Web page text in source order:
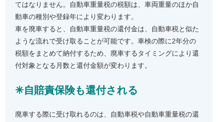
てはなりません。自動車重量税の税額は、車両重量のほか自
動車の種別や登録年により変わります。
車を廃車すると、自動車重量税の還付金は、自動車税と似た
ような流れで受け取ることが可能です。車検の際に2年分の
税額をまとめて納付するため、廃車するタイミングにより還
付対象となる月数と還付金額が変わります。
✳︎自賠責保険も還付される
廃車する際に受け取れるのは、自動車税や自動車重量税の還